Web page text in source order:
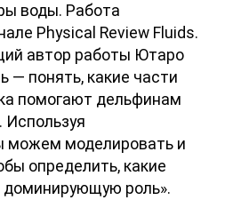
воды. Работа
Physical Review Fluids.
автор работы Ютаро
— понять, какие части
помогают дельфинам
Используя
можем моделировать и
определить, какие
роль».